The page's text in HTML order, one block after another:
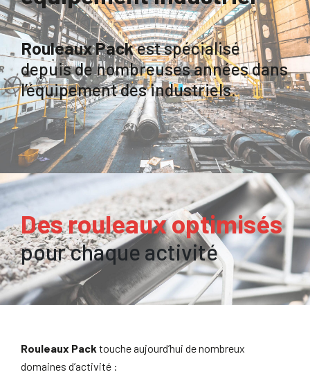
Rouleaux Packest spécialisé
depuis de nombreuses années dans
l’équipement des industriels.
Des rouleaux optimisés
pour chaque activité
Rouleaux Pack touche aujourd’hui de nombreux
domaines d’activité :